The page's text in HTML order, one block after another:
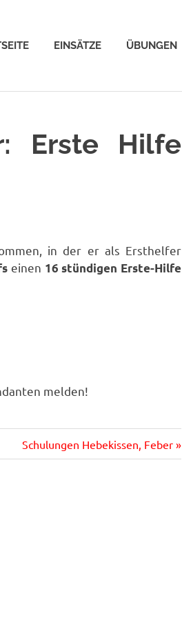
EINSÄTZE ÜBUNGEN
Erste Hilfe
in der er als Ersthelfer
einen 16 stündigen Erste-Hilfe
melden!
Nächster
Beitrag:
Schulungen Hebekissen, Feber